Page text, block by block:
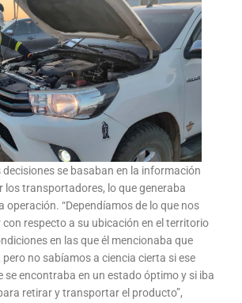
se basaban en la información
los transportadores, lo que generaba
operación. “Dependíamos de lo que nos
respecto a su ubicación en el territorio
en las que él mencionaba que
no sabíamos a ciencia cierta si ese
se encontraba en un estado óptimo y si iba
retirar y transportar el producto”,